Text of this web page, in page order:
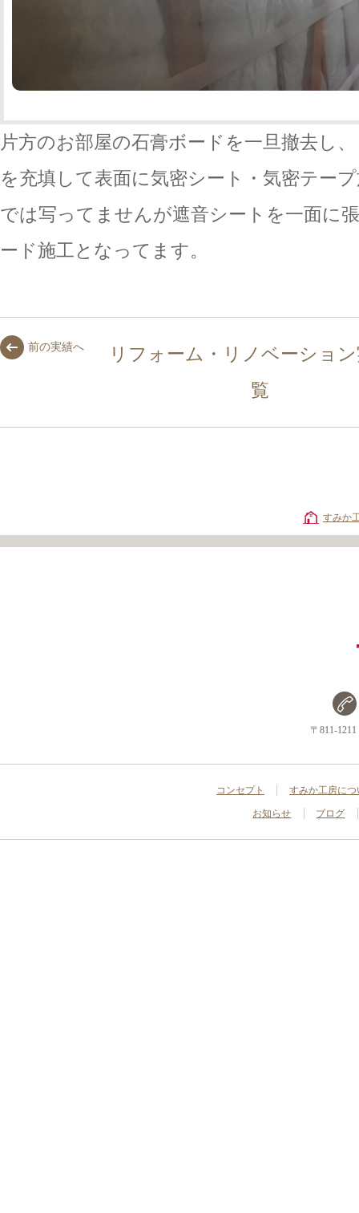
片方のお部屋の石膏ボードを一旦撤去し
を充填して表面に気密シート・気密テー
では写ってませんが遮音シートを一面に
ード施工となってます。
前の実績へ
リフォーム・リノベーショ
覧
すみか
〒811-
コンセプト すみか工房につ
お知らせ ブログ